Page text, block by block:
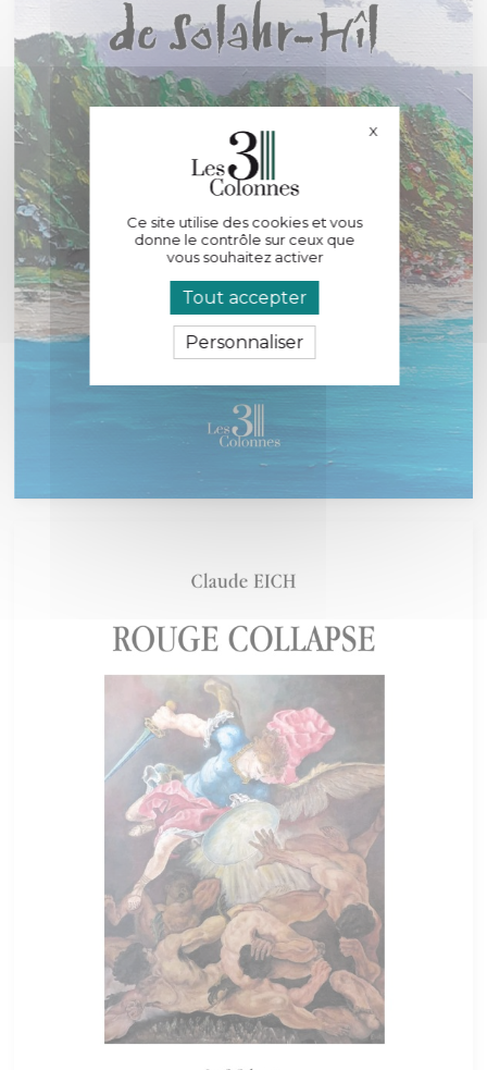
Ce site utilise des cookies et vous
donne le contrôle sur ceux que
vous souhaitez activer
Tout accepter
Personnaliser
X Masquer le